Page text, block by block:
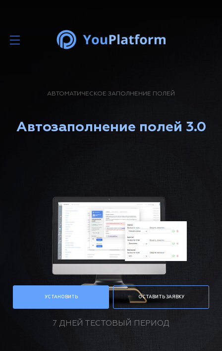
АВТОМАТИЧЕСКОЕ ЗАПОЛНЕНИЕ ПОЛЕЙ
Автозаполнение полей 3.0
УСТАНОВИТЬ ОСТАВИТЬ ЗАЯВКУ
7 ДНЕЙ ТЕСТОВЫЙ ПЕРИОД